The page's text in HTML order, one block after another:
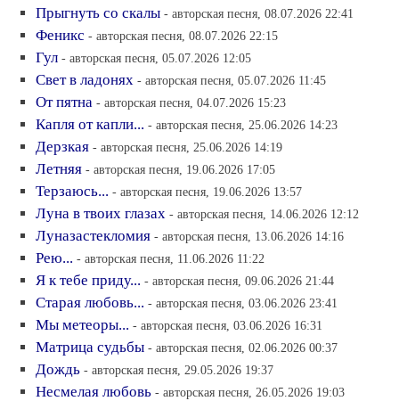
Прыгнуть со скалы - авторская песня, 08.07.2026 22:41
Феникс - авторская песня, 08.07.2026 22:15
Гул - авторская песня, 05.07.2026 12:05
Свет в ладонях - авторская песня, 05.07.2026 11:45
От пятна - авторская песня, 04.07.2026 15:23
Капля от капли... - авторская песня, 25.06.2026 14:23
Дерзкая - авторская песня, 25.06.2026 14:19
Летняя - авторская песня, 19.06.2026 17:05
Терзаюсь... - авторская песня, 19.06.2026 13:57
Луна в твоих глазах - авторская песня, 14.06.2026 12:12
Луназастекломия - авторская песня, 13.06.2026 14:16
Рею... - авторская песня, 11.06.2026 11:22
Я к тебе приду... - авторская песня, 09.06.2026 21:44
Старая любовь... - авторская песня, 03.06.2026 23:41
Мы метеоры... - авторская песня, 03.06.2026 16:31
Матрица судьбы - авторская песня, 02.06.2026 00:37
Дождь - авторская песня, 29.05.2026 19:37
Несмелая любовь - авторская песня, 26.05.2026 19:03